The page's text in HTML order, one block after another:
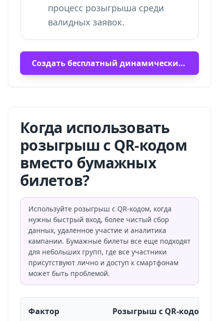
процесс розыгрыша среди
валидных заявок.
Создать бесплатный динамический QR-код
Когда использовать
розыгрыш с QR-кодом
вместо бумажных
билетов?
Используйте розыгрыш с QR-кодом, когда
нужны быстрый вход, более чистый сбор
данных, удаленное участие и аналитика
кампании. Бумажные билеты все еще подходят
для небольших групп, где все участники
присутствуют лично и доступ к смартфонам
может быть проблемой.
Фактор Розыгрыш с QR-кодом